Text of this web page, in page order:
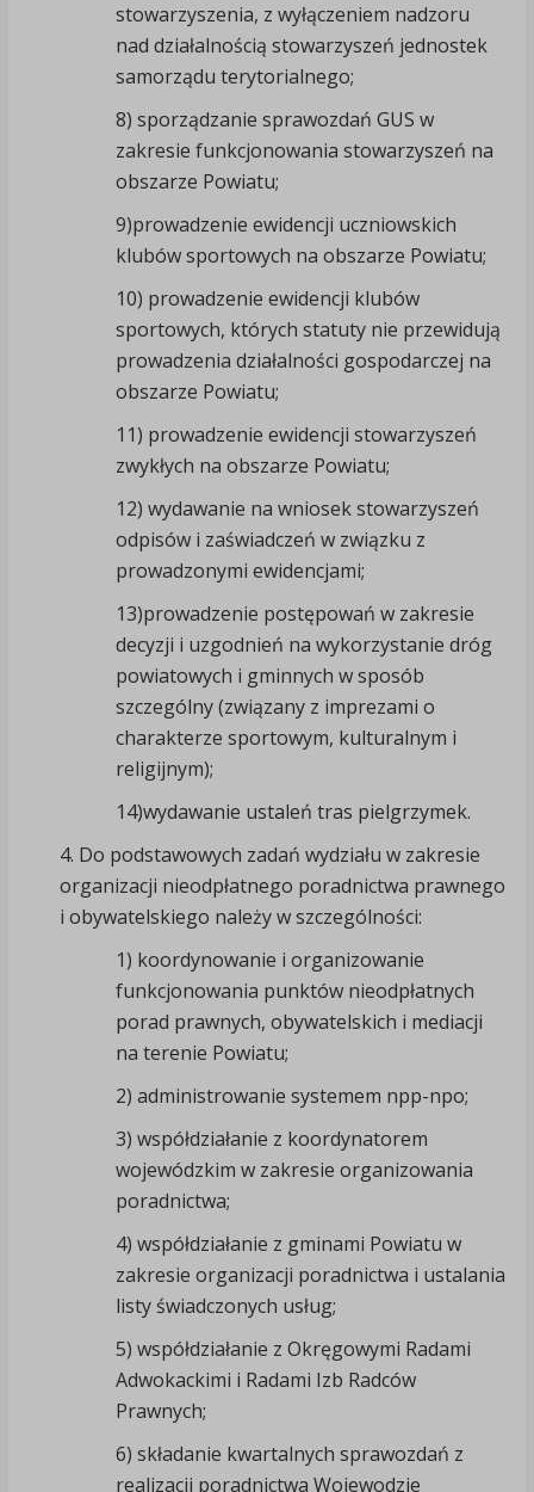
stowarzyszenia, z wyłączeniem nadzoru
nad działalnością stowarzyszeń jednostek
samorządu terytorialnego;
8) sporządzanie sprawozdań GUS w
zakresie funkcjonowania stowarzyszeń na
obszarze Powiatu;
9)prowadzenie ewidencji uczniowskich
klubów sportowych na obszarze Powiatu;
10) prowadzenie ewidencji klubów
sportowych, których statuty nie przewidują
prowadzenia działalności gospodarczej na
obszarze Powiatu;
11) prowadzenie ewidencji stowarzyszeń
zwykłych na obszarze Powiatu;
12) wydawanie na wniosek stowarzyszeń
odpisów i zaświadczeń w związku z
prowadzonymi ewidencjami;
13)prowadzenie postępowań w zakresie
decyzji i uzgodnień na wykorzystanie dróg
powiatowych i gminnych w sposób
szczególny (związany z imprezami o
charakterze sportowym, kulturalnym i
religijnym);
14)wydawanie ustaleń tras pielgrzymek.
4. Do podstawowych zadań wydziału w zakresie
organizacji nieodpłatnego poradnictwa prawnego
i obywatelskiego należy w szczególności:
1) koordynowanie i organizowanie
funkcjonowania punktów nieodpłatnych
porad prawnych, obywatelskich i mediacji
na terenie Powiatu;
2) administrowanie systemem npp-npo;
3) współdziałanie z koordynatorem
wojewódzkim w zakresie organizowania
poradnictwa;
4) współdziałanie z gminami Powiatu w
zakresie organizacji poradnictwa i ustalania
listy świadczonych usług;
5) współdziałanie z Okręgowymi Radami
Adwokackimi i Radami Izb Radców
Prawnych;
6) składanie kwartalnych sprawozdań z
realizacji poradnictwa Wojewodzie